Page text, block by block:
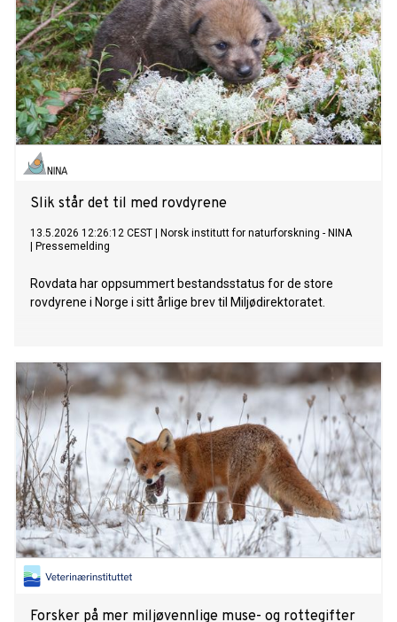
Slik står det til med rovdyrene
13.5.2026 12:26:12 CEST
Norsk institutt for naturforskning - NINA
Pressemelding
Rovdata har oppsummert bestandsstatus for de store
rovdyrene i Norge i sitt årlige brev til Miljødirektoratet.
Forsker på mer miljøvennlige muse- og rottegifter